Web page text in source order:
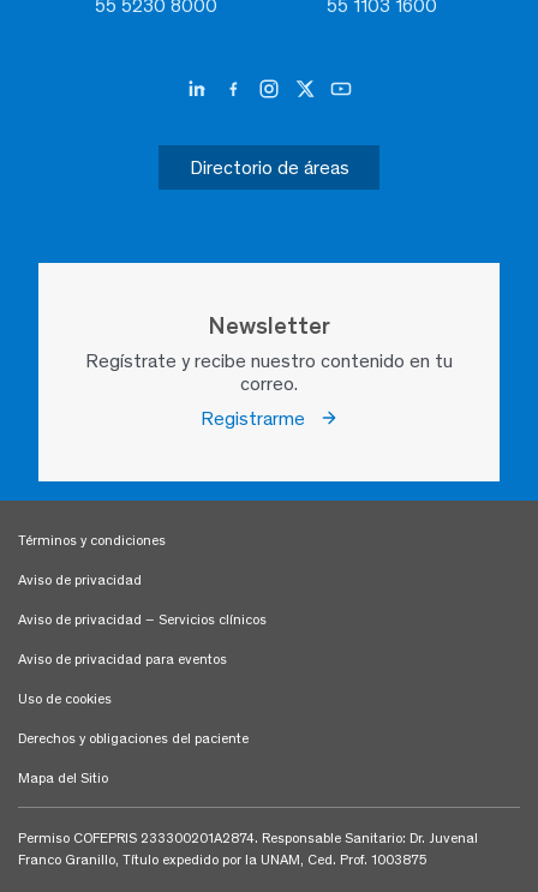
55 5230 8000 55 1103 1600
Directorio de áreas
Newsletter
Regístrate y recibe nuestro contenido en tu
correo.
Registrarme
Términos y condiciones
Aviso de privacidad
Aviso de privacidad – Servicios clínicos
Aviso de privacidad para eventos
Uso de cookies
Derechos y obligaciones del paciente
Mapa del Sitio
Permiso COFEPRIS 233300201A2874. Responsable Sanitario: Dr. Juvenal
Franco Granillo, Título expedido por la UNAM, Ced. Prof. 1003875